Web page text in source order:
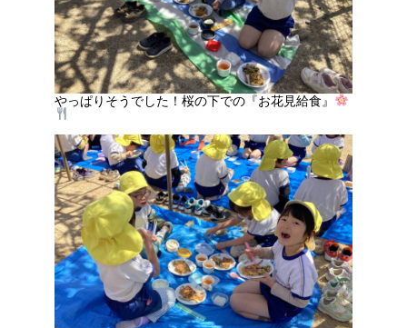
やっぱりそうでした！桜の下での『お花見給食』